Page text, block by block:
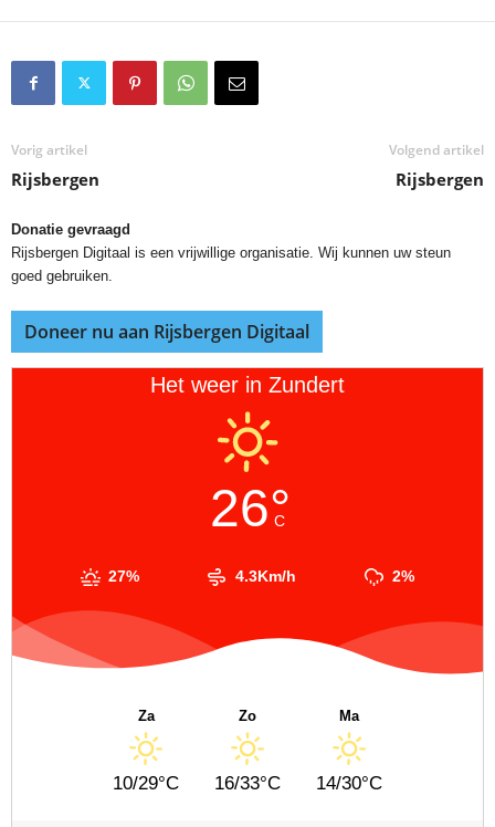
Vorig artikel
Rijsbergen
Volgend artikel
Rijsbergen
Donatie gevraagd
Rijsbergen Digitaal is een vrijwillige organisatie. Wij kunnen uw steun
goed gebruiken.
Doneer nu aan Rijsbergen Digitaal
Het weer in Zundert
26°
C
27% 4.3Km/h 2%
Za
10/29°C
Zo
16/33°C
Ma
14/30°C